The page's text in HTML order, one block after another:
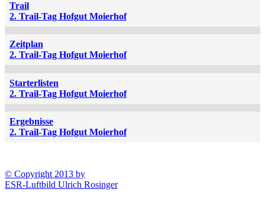
Trail
2. Trail-Tag Hofgut Moierhof
Zeitplan
2. Trail-Tag Hofgut Moierhof
Starterlisten
2. Trail-Tag Hofgut Moierhof
Ergebnisse
2. Trail-Tag Hofgut Moierhof
© Copyright 2013 by
ESR-Luftbild Ulrich Rosinger